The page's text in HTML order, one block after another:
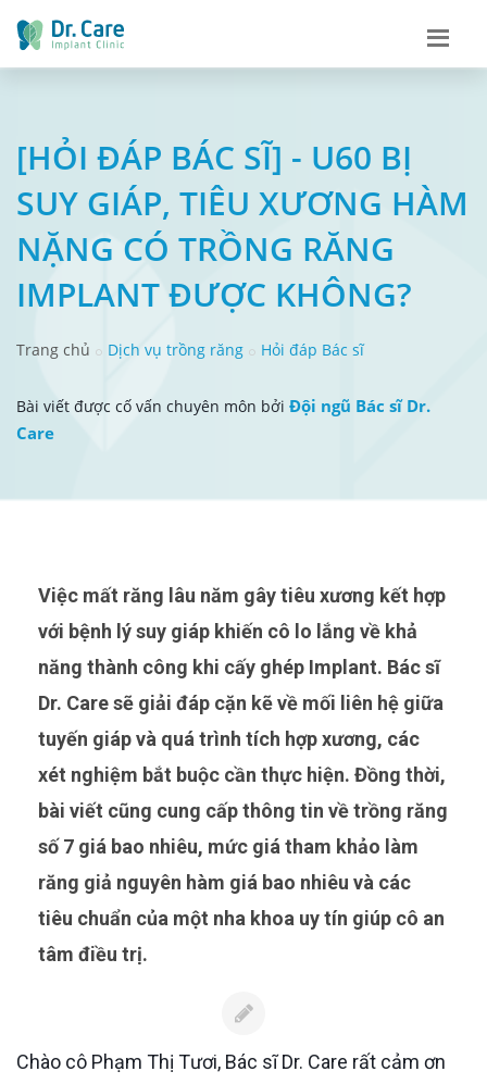
[HỎI ĐÁP BÁC SĨ] - U60 BỊ
SUY GIÁP, TIÊU XƯƠNG HÀM
NẶNG CÓ TRỒNG RĂNG
IMPLANT ĐƯỢC KHÔNG?
Trang chủ Dịch vụ trồng răng Hỏi đáp Bác sĩ
Bài viết được cố vấn chuyên môn bởi Đội ngũ Bác sĩ Dr.
Care
Việc mất răng lâu năm gây tiêu xương kết hợp
với bệnh lý suy giáp khiến cô lo lắng về khả
năng thành công khi cấy ghép Implant. Bác sĩ
Dr. Care sẽ giải đáp cặn kẽ về mối liên hệ giữa
tuyến giáp và quá trình tích hợp xương, các
xét nghiệm bắt buộc cần thực hiện. Đồng thời,
bài viết cũng cung cấp thông tin về trồng răng
số 7 giá bao nhiêu, mức giá tham khảo làm
răng giả nguyên hàm giá bao nhiêu và các
tiêu chuẩn của một nha khoa uy tín giúp cô an
tâm điều trị.
Chào cô Phạm Thị Tươi, Bác sĩ Dr. Care rất cảm ơn